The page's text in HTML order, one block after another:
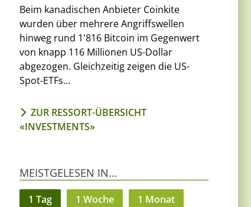
Beim kanadischen Anbieter Coinkite
wurden über mehrere Angriffswellen
hinweg rund 1'816 Bitcoin im Gegenwert
von knapp 116 Millionen US-Dollar
abgezogen. Gleichzeitig zeigen die US-
Spot-ETFs...
ZUR RESSORT-ÜBERSICHT
«INVESTMENTS»
MEISTGELESEN IN...
1 Tag 1 Woche 1 Monat